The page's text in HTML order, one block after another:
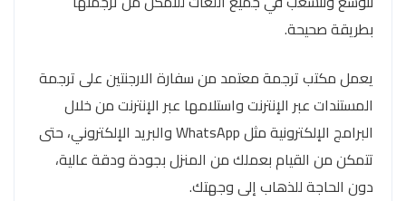
بطريقة صحيحة.
يعمل مكتب ترجمة معتمد من سفارة الارجنتين على ترجمة
المستندات عبر الإنترنت واستلامها عبر الإنترنت من خلال
البرامج الإلكترونية مثل WhatsApp والبريد الإلكتروني، حتى
تتمكن من القيام بعملك من المنزل بجودة ودقة عالية،
دون الحاجة للذهاب إلى وجهتك.